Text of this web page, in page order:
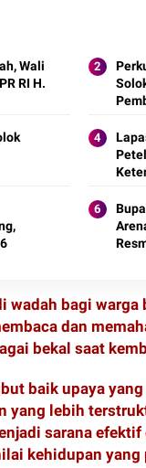
Wali
RI H.
wadah bagi
dan
bekal saat
baik upaya
yang lebih
sarana
kehidupan yang